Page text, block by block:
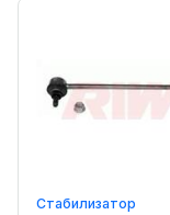
Стабилизатор